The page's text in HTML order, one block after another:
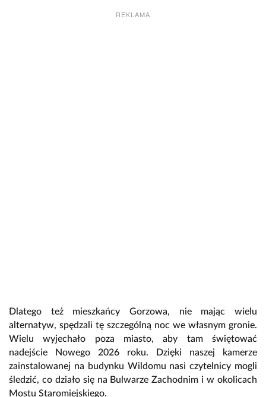
REKLAMA
Dlatego też mieszkańcy Gorzowa, nie mając wielu
alternatyw, spędzali tę szczególną noc we własnym gronie.
Wielu wyjechało poza miasto, aby tam świętować
nadejście Nowego 2026 roku. Dzięki naszej kamerze
zainstalowanej na budynku Wildomu nasi czytelnicy mogli
śledzić, co działo się na Bulwarze Zachodnim i w okolicach
Mostu Staromiejskiego.